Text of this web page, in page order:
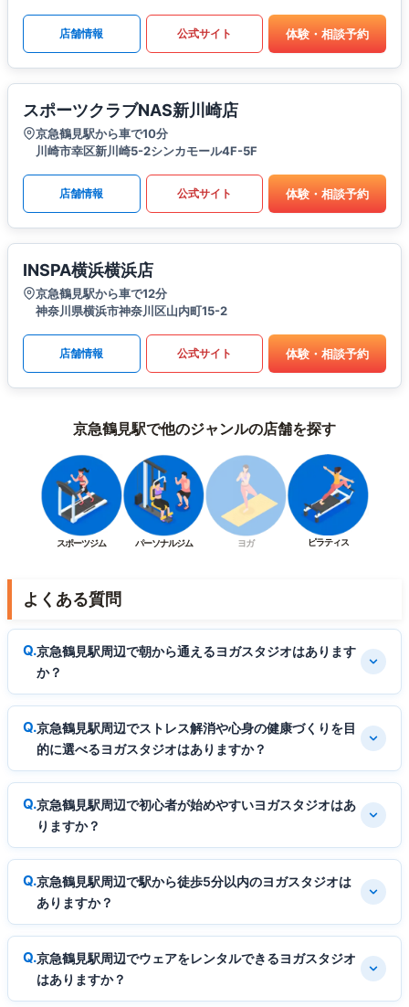
店舗情報 公式サイト 体験・相談予約
スポーツクラブNAS新川崎店
京急鶴見駅から車で10分
川崎市幸区新川崎5-2シンカモール4F-5F
店舗情報 公式サイト 体験・相談予約
INSPA横浜横浜店
京急鶴見駅から車で12分
神奈川県横浜市神奈川区山内町15-2
店舗情報 公式サイト 体験・相談予約
京急鶴見駅で他のジャンルの店舗を探す
スポーツジム パーソナルジム ヨガ ピラティス
よくある質問
京急鶴見駅周辺で朝から通えるヨガスタジオはあります
か？
京急鶴見駅周辺でストレス解消や心身の健康づくりを目
的に選べるヨガスタジオはありますか？
京急鶴見駅周辺で初心者が始めやすいヨガスタジオはあ
りますか？
京急鶴見駅周辺で駅から徒歩5分以内のヨガスタジオは
ありますか？
京急鶴見駅周辺でウェアをレンタルできるヨガスタジオ
はありますか？